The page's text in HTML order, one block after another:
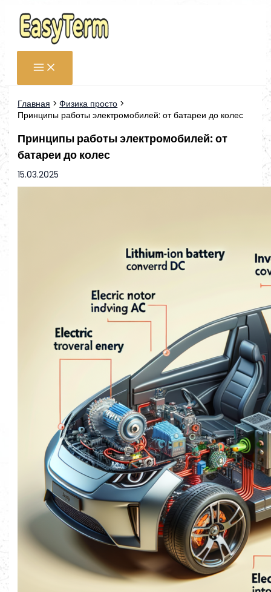
Перейти
содержимому
Главная
Физика просто
Принципы работы электромобилей: от батареи до колес
Принципы работы электромобилей: от
батареи до колес
15.03.2025